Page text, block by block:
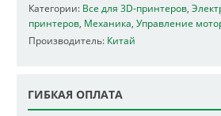
Категории: Все для 3D-принтеров
принтеров Механика Управление
Производитель: Китай
ГИБКАЯ ОПЛАТА